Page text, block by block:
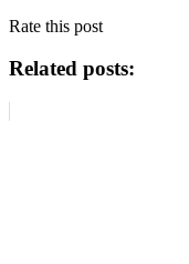
Rate this post
Related posts: